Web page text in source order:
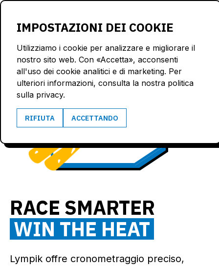
IMPOSTAZIONI DEI COOKIE
Utilizziamo i cookie per analizzare e migliorare il
nostro sito web. Con «Accetta», acconsenti
all'uso dei cookie analitici e di marketing. Per
ulteriori informazioni, consulta la nostra politica
sulla privacy.
RIFIUTA ACCETTANDO
RACE SMARTER
WIN THE HEAT
Lympik offre cronometraggio preciso,
104.2
km/h
1.5